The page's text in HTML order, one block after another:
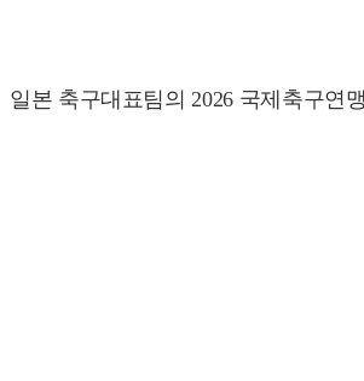
일본 축구대표팀의 2026 국제축구연